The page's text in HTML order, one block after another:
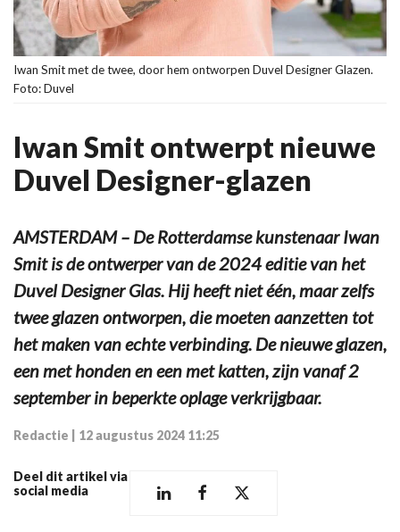
Iwan Smit met de twee, door hem ontworpen Duvel Designer Glazen.
Foto: Duvel
Iwan Smit ontwerpt nieuwe
Duvel Designer-glazen
AMSTERDAM – De Rotterdamse kunstenaar Iwan
Smit is de ontwerper van de 2024 editie van het
Duvel Designer Glas. Hij heeft niet één, maar zelfs
twee glazen ontworpen, die moeten aanzetten tot
het maken van echte verbinding. De nieuwe glazen,
een met honden en een met katten, zijn vanaf 2
september in beperkte oplage verkrijgbaar.
Redactie 12 augustus 2024 11:25
Deel dit artikel via
social media